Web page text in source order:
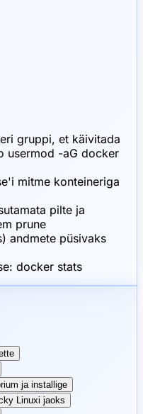
gruppi, et käivitada
usermod -aG docker
mitme konteineriga
pilte ja
prune
andmete püsivaks
docker stats
ja installige
Linuxi jaoks